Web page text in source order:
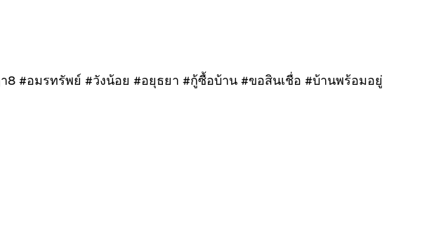
8 #อมรทรัพย์ #วังน้อย #อยุธยา #กู้ซื้อบ้าน #ขอสินเชื่อ #บ้านพร้อมอยู่